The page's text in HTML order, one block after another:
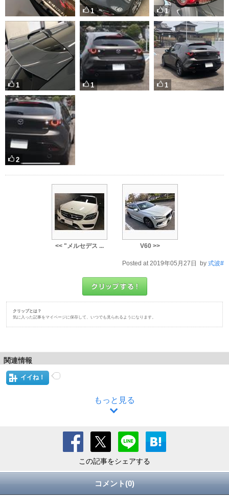
1 1
1 1 1
2
<< "メルセデス ... V60 >>
Posted at 2019年05月27日 by 式波#
クリップとは？
気に入った記事をマイページに保存して、いつでも見られるようになります。
関連情報
イイね！
もっと見る
この記事をシェアする
コメント(0)